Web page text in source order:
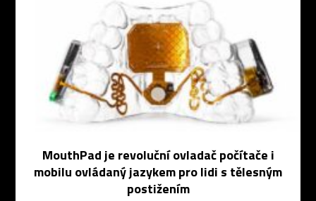
MouthPad je revoluční ovladač počítače i
mobilu ovládaný jazykem pro lidi s tělesným
postižením